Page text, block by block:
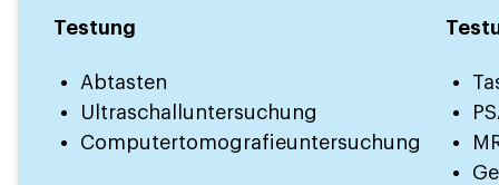
Testung
Abtasten
Ultraschalluntersuchung
Computertomografieuntersuchung